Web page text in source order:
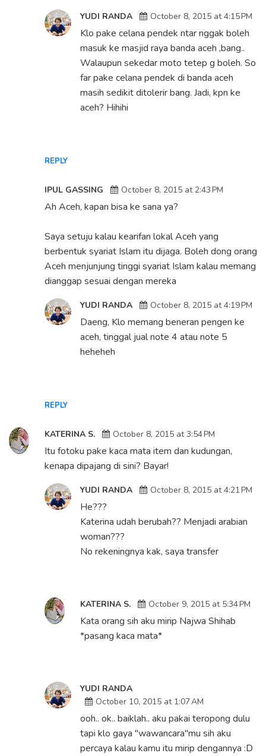
REPLY
YUDI RANDA October 8, 2015 at 4:15 PM
Klo pake celana pendek ntar nggak boleh
masuk ke masjid raya banda aceh ,bang..
Walaupun sekedar moto tetep g boleh. So
far pake celana pendek di banda aceh
masih sedikit ditolerir bang. Jadi, kpn ke
aceh? Hihihi
IPUL GASSING October 8, 2015 at 2:43 PM
Ah Aceh, kapan bisa ke sana ya?
Saya setuju kalau kearifan lokal Aceh yang
berbentuk syariat Islam itu dijaga. Boleh dong orang
Aceh menjunjung tinggi syariat Islam kalau memang
dianggap sesuai dengan mereka
REPLY
YUDI RANDA October 8, 2015 at 4:19 PM
Daeng, Klo memang beneran pengen ke
aceh, tinggal jual note 4 atau note 5
heheheh
KATERINA S. October 8, 2015 at 3:54 PM
Itu fotoku pake kaca mata item dan kudungan,
kenapa dipajang di sini? Bayar!
YUDI RANDA October 8, 2015 at 4:21 PM
He???
Katerina udah berubah?? Menjadi arabian
woman???
No rekeningnya kak, saya transfer
KATERINA S. October 9, 2015 at 5:34 PM
Kata orang sih aku mirip Najwa Shihab
*pasang kaca mata*
YUDI RANDA
October 10, 2015 at 1:07 AM
ooh.. ok.. baiklah.. aku pakai teropong dulu
tapi klo gaya "wawancara"mu sih aku
percaya kalau kamu itu mirip dengannya :D